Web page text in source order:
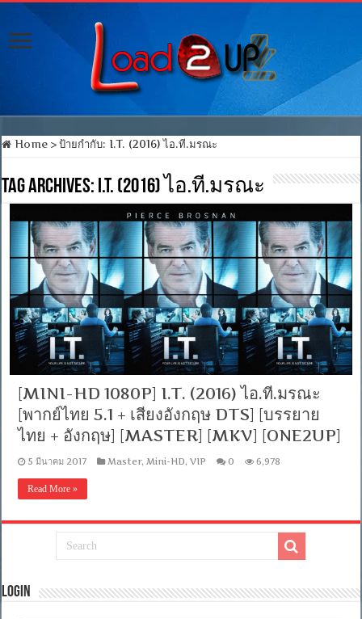
Home > ป้ายกำกับ:I.T. (2016) ไอ.ที.มรณะ
Tag Archives: I.T. (2016) ไอ.ที.มรณะ
[MINI-HD 1080P] I.T. (2016) ไอ.ที.มรณะ
[พากย์ไทย 5.1 + เสียงอังกฤษ DTS] [บรรยาย
ไทย + อังกฤษ] [MASTER] [MKV] [ONE2UP]
5 มีนาคม 2017 Master, Mini-HD,VIP 0 6,978
Read More »
Login